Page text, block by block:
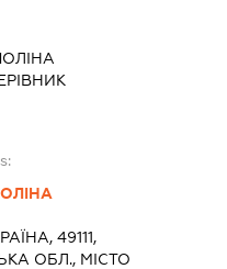
49111,
ОБЛ., МІСТО